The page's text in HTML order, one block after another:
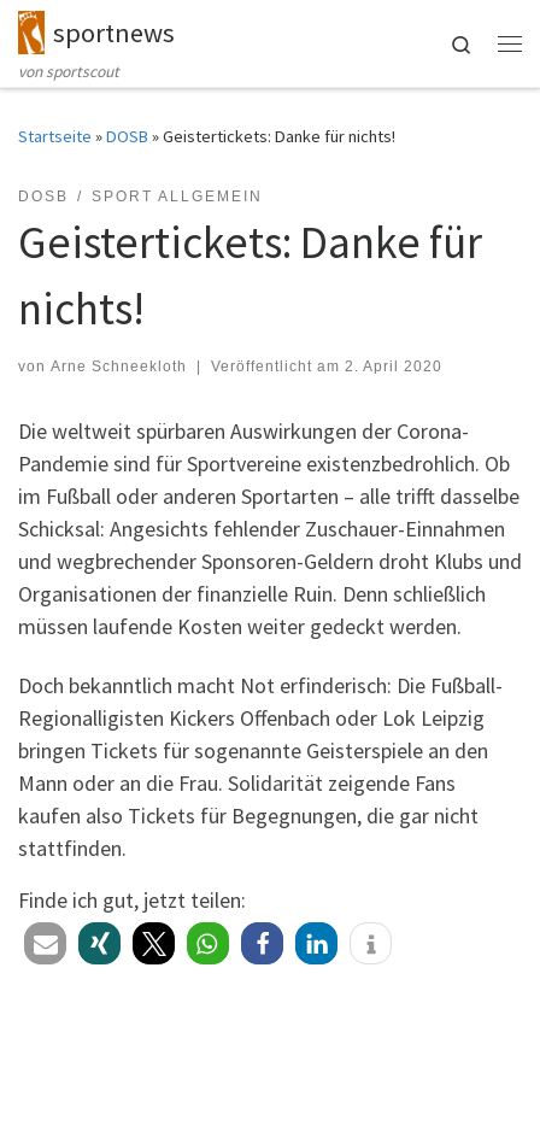
Zum Inhalt springen
sportnews
von sportscout
Search
Startseite »DOSB »Geistertickets: Danke für nichts!
DOSB SPORT ALLGEMEIN
Geistertickets: Danke für
nichts!
von Arne Schneekloth | Veröffentlicht am 2. April 2020
Die weltweit spürbaren Auswirkungen der Corona-
Pandemie sind für Sportvereine existenzbedrohlich. Ob
im Fußball oder anderen Sportarten – alle trifft dasselbe
Schicksal: Angesichts fehlender Zuschauer-Einnahmen
und wegbrechender Sponsoren-Geldern droht Klubs und
Organisationen der finanzielle Ruin. Denn schließlich
müssen laufende Kosten weiter gedeckt werden.
Doch bekanntlich macht Not erfinderisch: Die Fußball-
Regionalligisten Kickers Offenbach oder Lok Leipzig
bringen Tickets für sogenannte Geisterspiele an den
Mann oder an die Frau. Solidarität zeigende Fans
kaufen also Tickets für Begegnungen, die gar nicht
stattfinden.
Finde ich gut, jetzt teilen: